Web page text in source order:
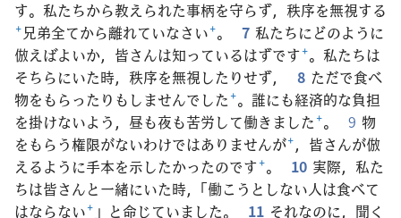
す。私たちから教えられた事柄を守らず，秩序を無視する
+兄弟全てから離れていなさい+。 7 私たちにどのように
倣えばよいか，皆さんは知っているはずです+。私たちは
そちらにいた時，秩序を無視したりせず，
8 ただで食べ
物をもらったりもしませんでした+。誰にも経済的な負担
を掛けないよう，昼も夜も苦労して働きました+。 9 物
をもらう権限がないわけではありませんが+，皆さんが倣
えるように手本を示したかったのです+。 10 実際，私た
ちは皆さんと一緒にいた時，「働こうとしない人は食べて
はならない+ 」と命じていました。 11 それなのに，聞く